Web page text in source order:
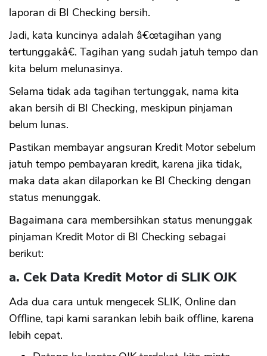
laporan di BI Checking bersih.
Jadi, kata kuncinya adalah â€œtagihan yang
tertunggakâ€. Tagihan yang sudah jatuh tempo dan
kita belum melunasinya.
Selama tidak ada tagihan tertunggak, nama kita
akan bersih di BI Checking, meskipun pinjaman
belum lunas.
Pastikan membayar angsuran Kredit Motor sebelum
jatuh tempo pembayaran kredit, karena jika tidak,
maka data akan dilaporkan ke BI Checking dengan
status menunggak.
Bagaimana cara membersihkan status menunggak
pinjaman Kredit Motor di BI Checking sebagai
berikut:
a. Cek Data Kredit Motor di SLIK OJK
Ada dua cara untuk mengecek SLIK, Online dan
Offline, tapi kami sarankan lebih baik offline, karena
lebih cepat.